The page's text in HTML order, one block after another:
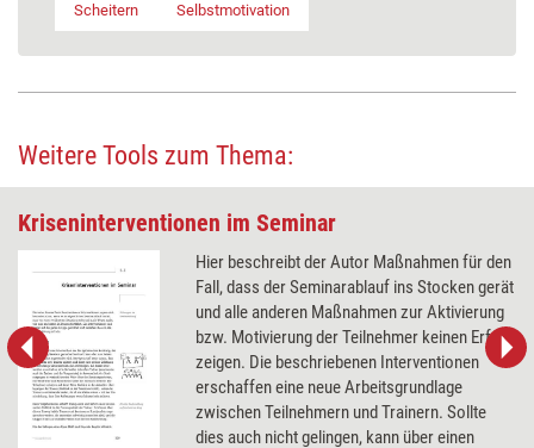
Scheitern Selbstmotivation
Weitere Tools zum Thema:
Kriseninterventionen im Seminar
Hier beschreibt der Autor Maßnahmen für den
Fall, dass der Seminarablauf ins Stocken gerät
und alle anderen Maßnahmen zur Aktivierung
bzw. Motivierung der Teilnehmer keinen Erfolg
zeigen. Die beschriebenen Interventionen
erschaffen eine neue Arbeitsgrundlage
zwischen Teilnehmern und Trainern. Sollte
dies auch nicht gelingen, kann über einen